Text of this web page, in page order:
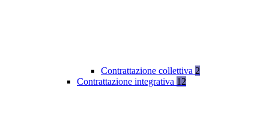
Contrattazione collettiva 2
Contrattazione integrativa 12